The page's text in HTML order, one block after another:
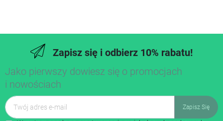
Zapisz się i odbierz 10% rabatu!
Jako pierwszy dowiesz się o promocjach
i nowościach